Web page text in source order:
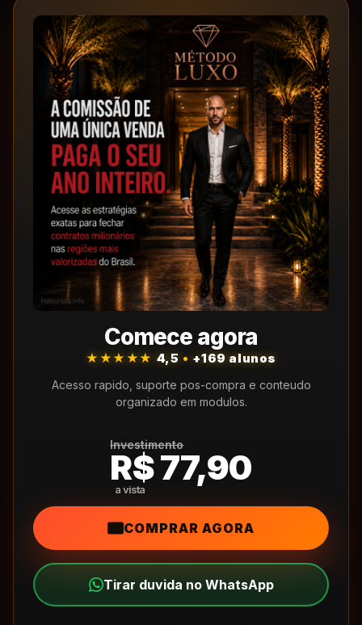
Comece agora
★★★★★ 4,5 • +169 alunos
Acesso rapido, suporte pos-compra e conteudo
organizado em modulos.
Investimento
R$ 77,90
COMPRAR AGORA
Tirar duvida no WhatsApp